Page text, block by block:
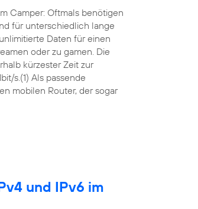
Camper: Oftmals benötigen
für unterschiedlich lange
Daten für einen
oder zu gamen. Die
kürzester Zeit zur
s.(1) Als passende
mobilen Router, der sogar
und IPv6 im